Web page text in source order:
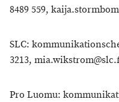
8489 559,
SLC:
3213,
Pro Luomu: